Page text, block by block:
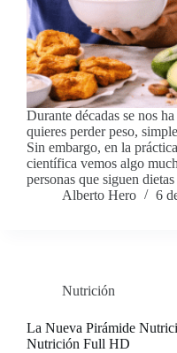
Durante décadas se nos
quieres perder peso,
Sin embargo, en la
científica vemos algo
personas que siguen
Alberto Hero
6
Nutrición
La Nueva Pirámide
Nutrición Full HD